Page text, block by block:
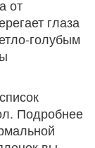
от
глаза
голубым
Подробнее